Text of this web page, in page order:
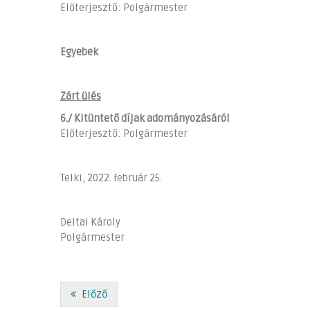
Előterjesztő: Polgármester
Egyebek
Zárt ülés
6./ Kitüntető díjak adományozásáról
Előterjesztő: Polgármester
Telki, 2022. február 25.
Deltai Károly
Polgármester
Előző